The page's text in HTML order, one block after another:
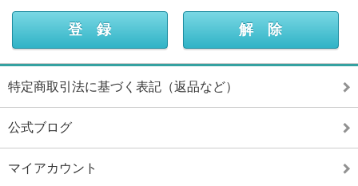
特定商取引法に基づく表記（返品など）
公式ブログ
マイアカウント